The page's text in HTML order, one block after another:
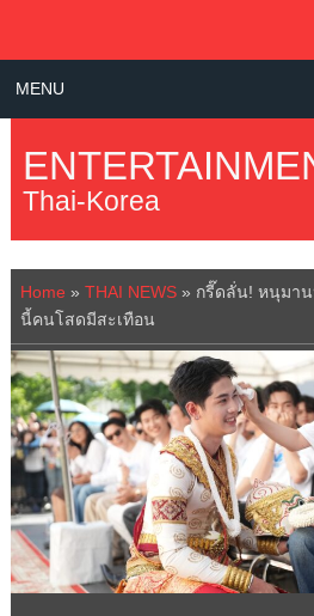
MENU
Thai-Korea
Home » THAI NEWS» กรี๊ดลั่น! หนุมาน
นี้คนโสดมีสะเทือน